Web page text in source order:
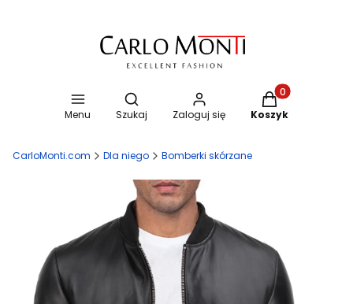
Menu
Otwórz wyszukiwarkę
Szukaj Zaloguj się
Produkty w
Koszyk
CarloMonti.com Dla niego Bomberki skórzane